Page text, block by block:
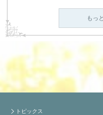
もっ
トピックス